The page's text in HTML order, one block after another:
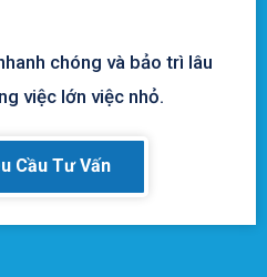
chóng và bảo trì lâu
việc lớn việc nhỏ.
Cầu Tư Vấn